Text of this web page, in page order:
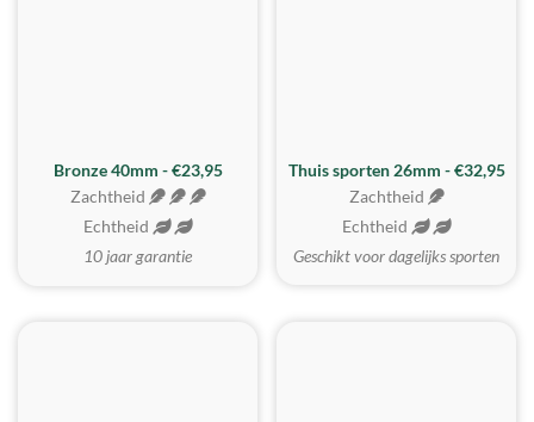
Bronze 40mm - €23,95
Zachtheid
Echtheid
10 jaar garantie
Thuis sporten 26mm - €32,95
Zachtheid
Echtheid
Geschikt voor dagelijks sporten